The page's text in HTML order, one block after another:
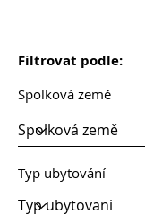
Filtrovat podle:
Spolková země
Typ ubytování